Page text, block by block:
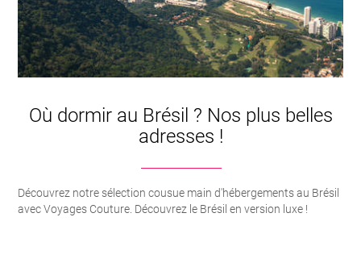
Où dormir au Brésil ? Nos plus belles
adresses !
Découvrez notre sélection cousue main d'hébergements au Brésil
avec Voyages Couture. Découvrez le Brésil en version luxe !